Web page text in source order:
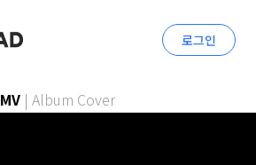
로그인
MV | Album Cover